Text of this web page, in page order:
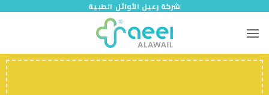
شركة رعيل الأوائل الطبية